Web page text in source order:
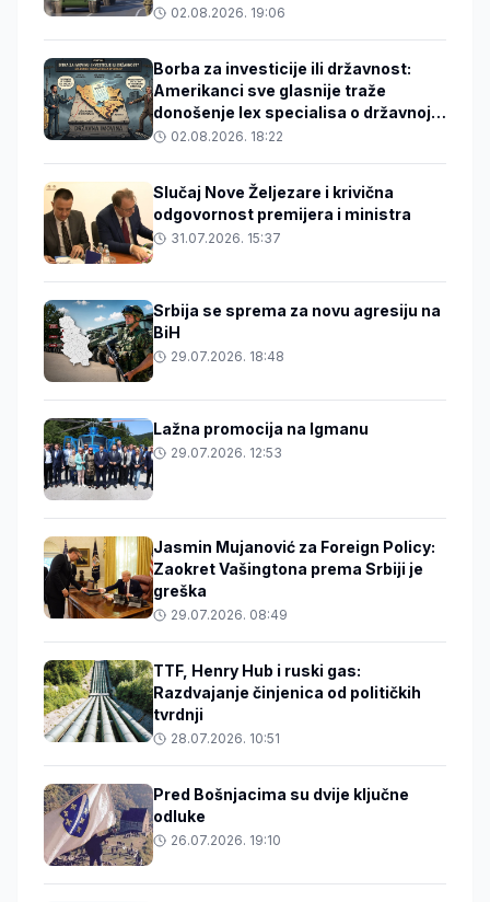
02.08.2026. 19:06
Borba za investicije ili državnost:
Amerikanci sve glasnije traže
donošenje lex specialisa o državnoj
imovini
02.08.2026. 18:22
Slučaj Nove Željezare i krivična
odgovornost premijera i ministra
31.07.2026. 15:37
Srbija se sprema za novu agresiju na
BiH
29.07.2026. 18:48
Lažna promocija na Igmanu
29.07.2026. 12:53
Jasmin Mujanović za Foreign Policy:
Zaokret Vašingtona prema Srbiji je
greška
29.07.2026. 08:49
TTF, Henry Hub i ruski gas:
Razdvajanje činjenica od političkih
tvrdnji
28.07.2026. 10:51
Pred Bošnjacima su dvije ključne
odluke
26.07.2026. 19:10